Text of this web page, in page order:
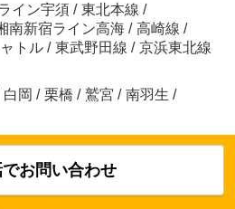
イン宇須 / 東北本線 /
南新宿ライン高海 / 高崎線 /
トル / 東武野田線 / 京浜東北線
白岡 / 栗橋 / 鷲宮 / 南羽生 /
お問い合わせ